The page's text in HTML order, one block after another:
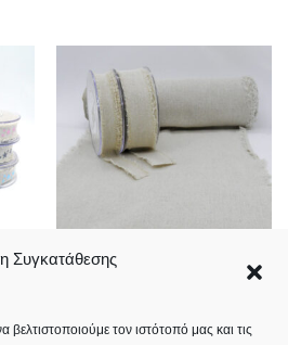
Συγκατάθεσης
τον ιστότοπό μας και τις
11,40 €